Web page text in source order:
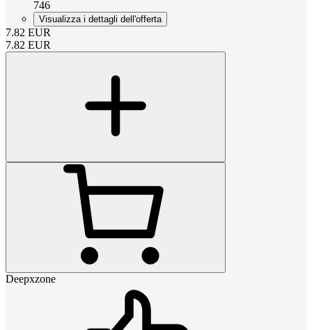
746
Visualizza i dettagli dell'offerta
7.82 EUR
7.82 EUR
Deepxzone